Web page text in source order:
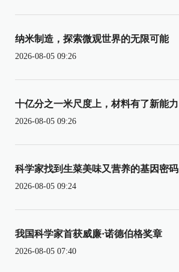
纳米制造，探索微观世界的无限可能
2026-08-05 09:26
十亿分之一米尺度上，材料有了新能力
2026-08-05 09:26
科学家找到生菜美味又营养的基因密码
2026-08-05 09:24
我国科学家首获威廉·诺德伯格奖章
2026-08-05 07:40